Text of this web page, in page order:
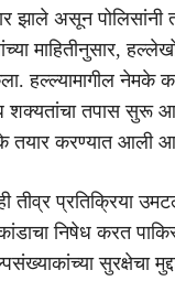
झाले असून
माहितीनुसार,
हल्ल्यामागील नेमके
शक्यतांचा तपास सुरू
तयार करण्यात आली
तीव्र प्रतिक्रिया
निषेध करत
सुरक्षेचा